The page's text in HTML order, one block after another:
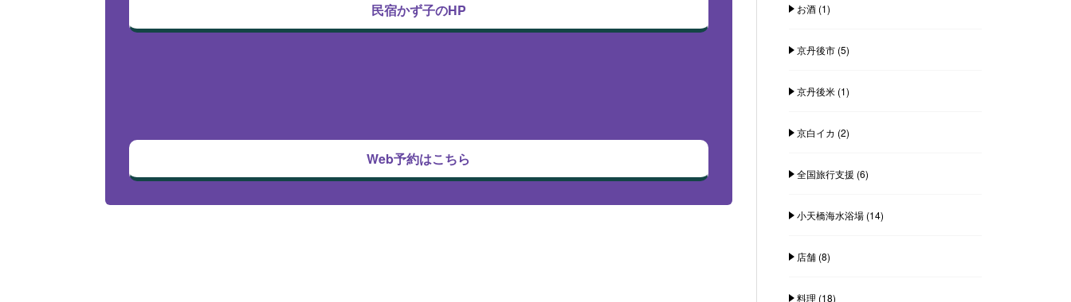
民宿かず子のHP
Web予約はこちら
お酒(1)
京丹後市(5)
京丹後米(1)
京白イカ (2)
全国旅行支援 (6)
小天橋海水浴場(14)
店舗(8)
料理 (18)